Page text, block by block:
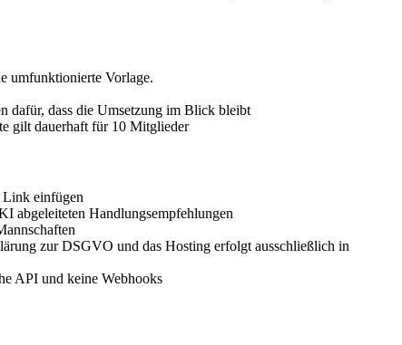
umfunktionierte Vorlage.
dafür, dass die Umsetzung im Blick bleibt
gilt dauerhaft für 10 Mitglieder
Link einfügen
abgeleiteten Handlungsempfehlungen
zur DSGVO und das Hosting erfolgt ausschließlich in
API und keine Webhooks